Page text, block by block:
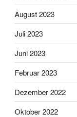
August 2023
Juli 2023
Juni 2023
Februar 2023
Dezember 2022
Oktober 2022